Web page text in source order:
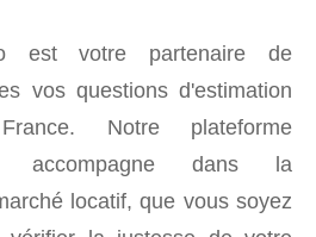
est votre partenaire de
vos questions d'estimation
Notre plateforme
accompagne dans la
locatif, que vous soyez